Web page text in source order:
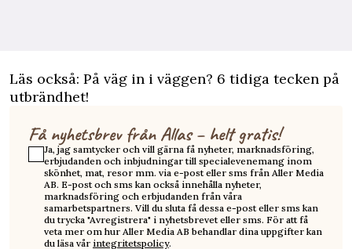
Läs också: På väg in i väggen? 6 tidiga tecken på
utbrändhet!
Få nyhetsbrev från Allas – helt gratis!
Ja, jag samtycker och vill gärna få nyheter, marknadsföring,
erbjudanden och inbjudningar till specialevenemang inom
skönhet, mat, resor mm. via e-post eller sms från Aller Media
AB. E-post och sms kan också innehålla nyheter,
marknadsföring och erbjudanden från våra
samarbetspartners. Vill du sluta få dessa e-post eller sms kan
du trycka "Avregistrera" i nyhetsbrevet eller sms. För att få
veta mer om hur Aller Media AB behandlar dina uppgifter kan
du läsa vår integritetspolicy.